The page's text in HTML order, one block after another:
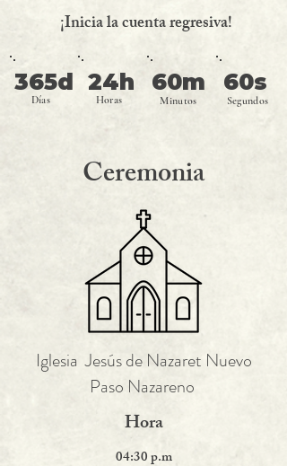
¡Inicia la cuenta regresiva!
365d 24h 60m 60s
Días Horas Minutos Segundos
Ceremonia
Iglesia Jesús de Nazaret Nuevo
Paso Nazareno
Hora
04:30 p.m